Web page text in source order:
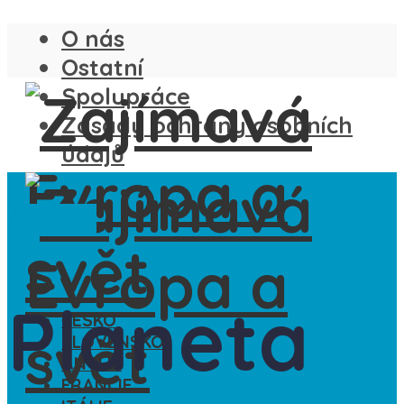
O nás
Ostatní
Spolupráce
Zásady ochrany osobních
údajů
ČESKO
SLOVENSKO
ANGLIE
FRANCIE
Planeta